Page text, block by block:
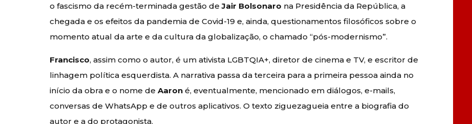
o fascismo da recém-terminada gestão deJair Bolsonaro na Presidência da República, a
chegada e os efeitos da pandemia de Covid-19 e, ainda, questionamentos filosóficos sobre o
momento atual da arte e da cultura da globalização, o chamado “pós-modernismo”.
Francisco, assim como o autor, é um ativista LGBTQIA+, diretor de cinema e TV, e escritor de
linhagem política esquerdista. A narrativa passa da terceira para a primeira pessoa ainda no
início da obra e o nome deAaron é, eventualmente, mencionado em diálogos, e-mails,
conversas de WhatsApp e de outros aplicativos. O texto ziguezagueia entre a biografia do
autor e a do protagonista.